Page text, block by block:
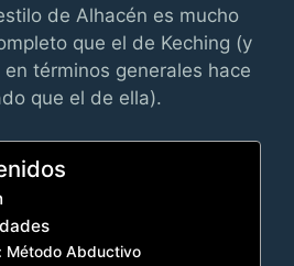
de Alhacén es mucho
que el de Keching (y
términos generales hace
que el de ella).
Método Abductivo